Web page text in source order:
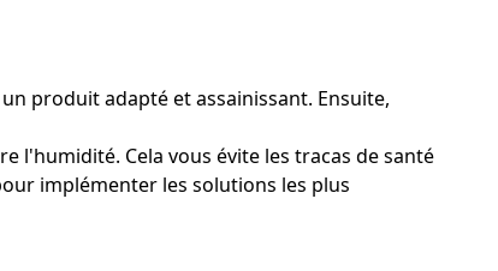
produit adapté et assainissant. Ensuite,
l'humidité. Cela vous évite les tracas de santé
implémenter les solutions les plus